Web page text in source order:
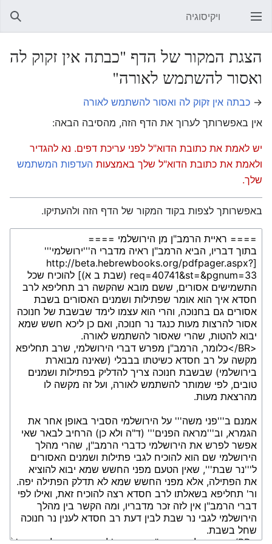
פתיחת התפריט הראשי ויקיסוגיה
הצגת המקור של הדף "כבתה אין זקוק לה
ואסור להשתמש לאורה"
→ כבתה אין זקוק לה ואסור להשתמש לאורה
אין באפשרותך לערוך את הדף הזה, מהסיבה הבאה:
יש לאמת את כתובת הדוא"ל לפני עריכת דפים. נא להגדיר
ולאמת את כתובת הדוא"ל שלך באמצעות העדפות המשתמש
שלך.
באפשרותך לצפות בקוד המקור של הדף הזה ולהעתיקו.